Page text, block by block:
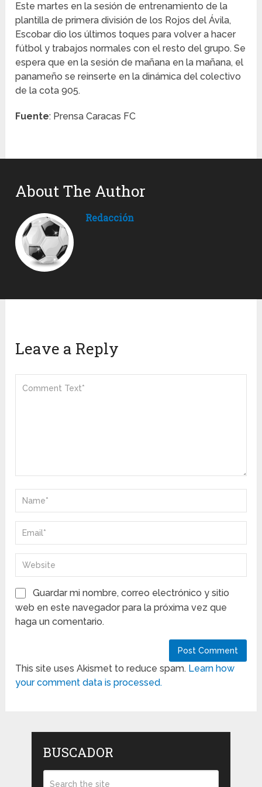
Este martes en la sesión de entrenamiento de la
plantilla de primera división de los Rojos del Ávila,
Escobar dio los últimos toques para volver a hacer
fútbol y trabajos normales con el resto del grupo. Se
espera que en la sesión de mañana en la mañana, el
panameño se reinserte en la dinámica del colectivo
de la cota 905.
Fuente: Prensa Caracas FC
About The Author
Redacción
Leave a Reply
Guardar mi nombre, correo electrónico y sitio
web en este navegador para la próxima vez que
haga un comentario.
This site uses Akismet to reduce spam. Learn how
your comment data is processed.
BUSCADOR